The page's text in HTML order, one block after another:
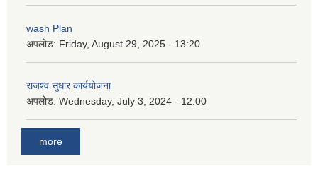
wash Plan
अपलोड: Friday, August 29, 2025 - 13:20
राजश्व सुधार कार्ययोजना
अपलोड: Wednesday, July 3, 2024 - 12:00
more